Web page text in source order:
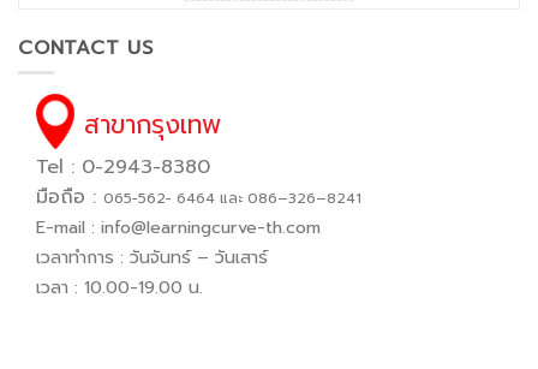
CONTACT US
สาขากรุงเทพ
Tel : 0-2943-8380
มือถือ : 065−562− 6464 และ 086–326–8241
E-mail : info@learningcurve-th.com
เวลาทำการ : วันจันทร์ – วันเสาร์
เวลา : 10.00-19.00 น.